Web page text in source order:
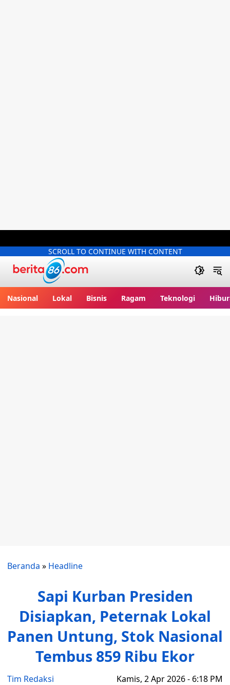
SCROLL TO CONTINUE WITH CONTENT
Nasional Lokal Bisnis Ragam Teknologi
Beranda » Headline
Sapi Kurban Presiden
Disiapkan, Peternak Lokal
Panen Untung, Stok Nasional
Tembus 859 Ribu Ekor
Tim Redaksi Kamis, 2 Apr 2026 - 6:18 PM